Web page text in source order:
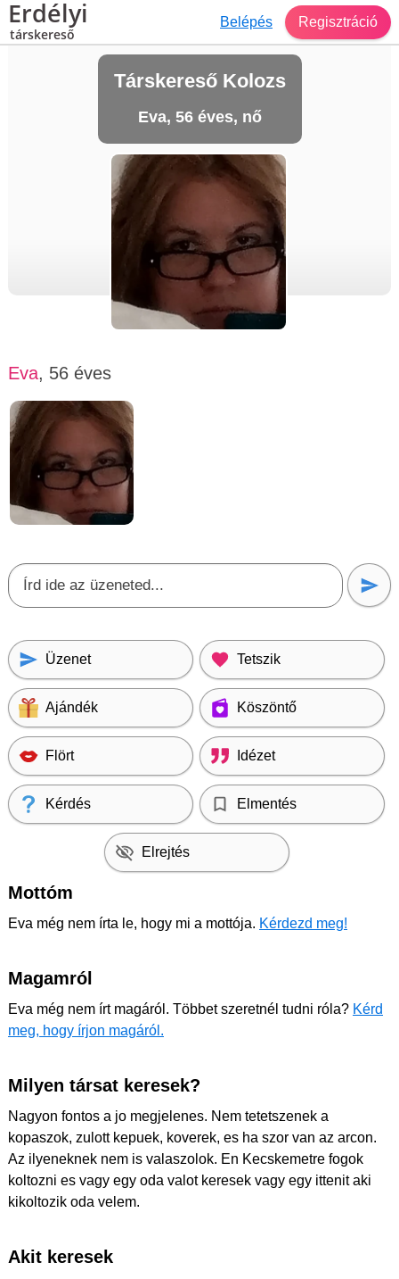
Erdélyi
társkereső
Belépés Regisztráció
Társkereső Kolozs
Eva, 56 éves, nő
Eva, 56 éves
Üzenet Tetszik
Ajándék Köszöntő
Flört Idézet
Kérdés Elmentés
Elrejtés
Mottóm
Eva még nem írta le, hogy mi a mottója. Kérdezd meg!
Magamról
Eva még nem írt magáról. Többet szeretnél tudni róla? Kérd
meg, hogy írjon magáról.
Milyen társat keresek?
Nagyon fontos a jo megjelenes. Nem tetetszenek a
kopaszok, zulott kepuek, koverek, es ha szor van az arcon.
Az ilyeneknek nem is valaszolok. En Kecskemetre fogok
koltozni es vagy egy oda valot keresek vagy egy ittenit aki
kikoltozik oda velem.
Akit keresek